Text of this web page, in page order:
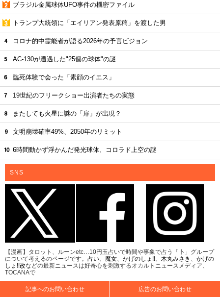
ブラジル金属球体UFO事件の機密ファイル
トランプ大統領に「エイリアン発表原稿」を渡した男
コロナ的中霊能者が語る2026年の予言ビジョン
AC-130が遭遇した"25個の球体"の謎
臨死体験で会った「素顔のイエス」
19世紀のフリークショー出演者たちの実態
またしても火星に謎の「扉」が出現？
文明崩壊確率49%、2050年のリミット
6時間動かず浮かんだ発光球体、コロラド上空の謎
SNS
【漫画】タロット、ルーンetc…10円玉占いで時間や事象で占う「卜」グループ
について考えるのページです。 占い 魔女 かげのしょ!! 木丸みさき
かげの
しょ!!改などの最新ニュースは好奇心を刺激するオカルトニュースメディア、
TOCANAで
記事へのお問い合わせ 広告のお問い合わせ